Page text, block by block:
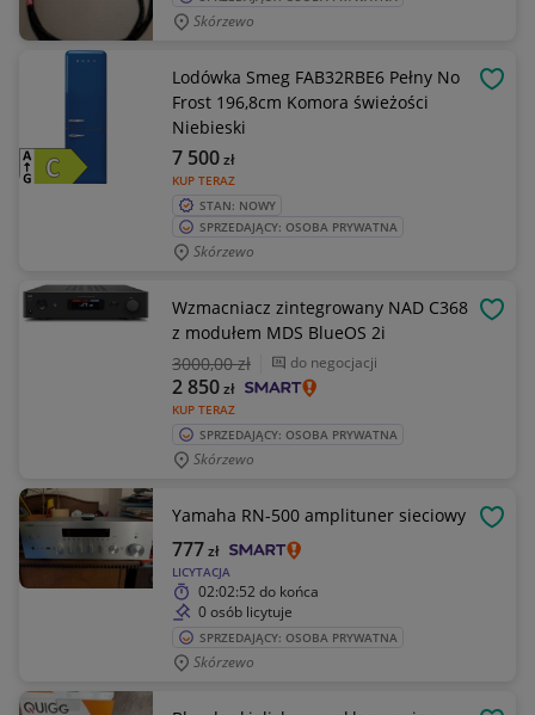
Skórzewo
Lodówka Smeg FAB32RBE6 Pełny No
Frost 196,8cm Komora świeżości
Niebieski
KUP TERAZ
7 500zł
STAN: NOWY
SPRZEDAJĄCY: OSOBA PRYWATNA
Skórzewo
Wzmacniacz zintegrowany NAD C368
z modułem MDS BlueOS 2i
3000,00 zł do negocjacji
KUP TERAZ
2 850zł
SPRZEDAJĄCY: OSOBA PRYWATNA
Skórzewo
Yamaha RN-500 amplituner sieciowy
LICYTACJA
777zł
02:02:52 do końca
0 osób licytuje
SPRZEDAJĄCY: OSOBA PRYWATNA
Skórzewo